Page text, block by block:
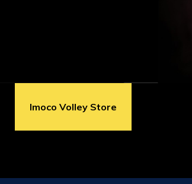
Imoco Volley Store